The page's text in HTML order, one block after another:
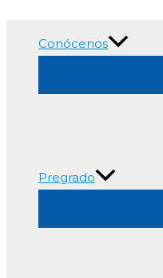
Conócenos
Pregrado